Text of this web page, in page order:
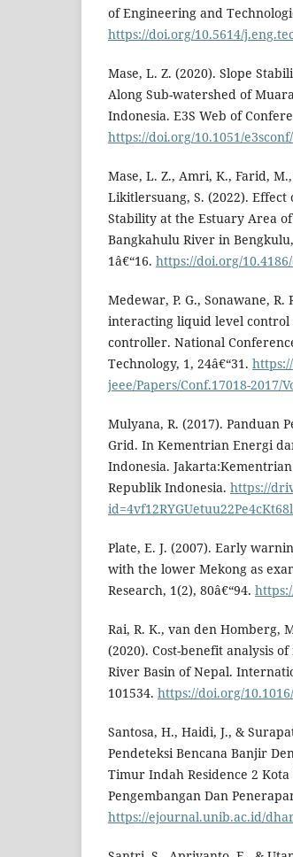
of Engineering and
https://doi.org/10.5614/
Mase, L. Z. (2020). Slope
Along Sub-watershed of
Indonesia. E3S Web of
https://doi.org/10.1051/
Mase, L. Z., Amri, K., Farid,
Likitlersuang, S. (2022).
Stability at the Estuary Area
Bangkahulu River in
1â€“16. https://doi.org/
Medewar, P. G., Sonawane,
interacting liquid level control
controller. National
Technology, 1, 24â€“31.
jeee/Papers/Conf.17018-2017/
Mulyana, R. (2017). Panduan
Grid. In Kementrian Energi
Indonesia.
Republik Indonesia. https://
Plate, E. J. (2007). Early
with the lower Mekong as
Research, 1(2), 80â€“94.
Rai, R. K., van den Homberg,
(2020). Cost-benefit analysis
River Basin of Nepal.
101534. https://doi.org/
Santosa, H., Haidi, J., &
Pendeteksi Bencana Banjir
Timur Indah Residence 2
Pengembangan Dan
https://ejournal.unib.ac.id/